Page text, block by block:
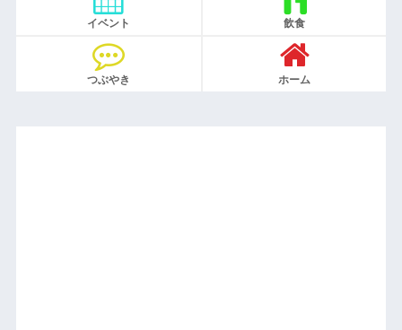
イベント 飲食
つぶやき ホーム